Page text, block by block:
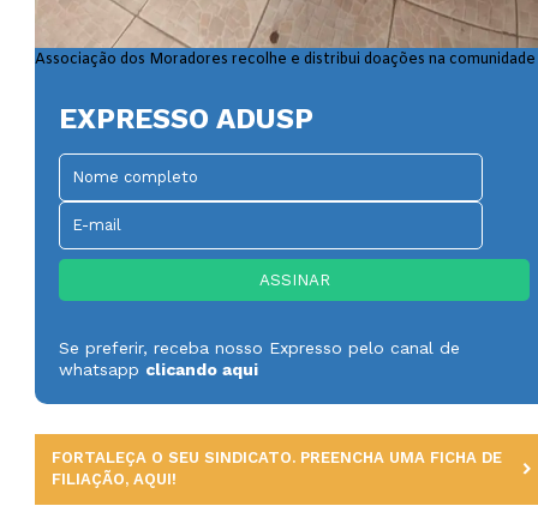
Associação dos Moradores recolhe e distribui doações na comunidade
EXPRESSO ADUSP
Se preferir, receba nosso Expresso pelo canal de
whatsapp clicando aqui
FORTALEÇA O SEU SINDICATO. PREENCHA UMA FICHA DE
FILIAÇÃO, AQUI!